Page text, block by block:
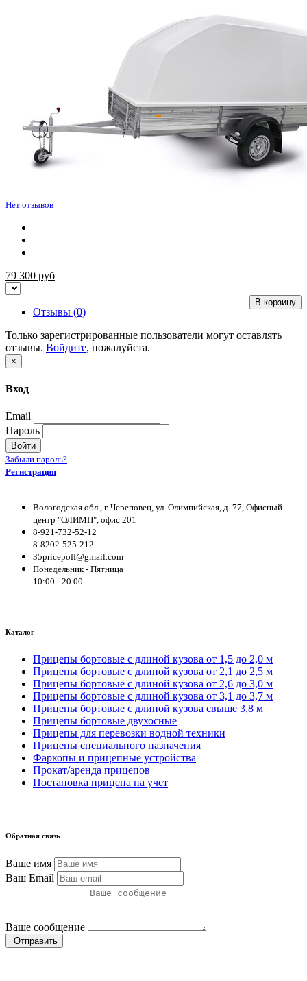
Нет отзывов
79 300 руб
В корзину
Отзывы (0)
Только зарегистрированные пользователи могут оставлять
отзывы. Войдите, пожалуйста.
×
Вход
Email
Пароль
Войти
Забыли пароль?
Регистрация
Вологодская обл., г. Череповец, ул. Олимпийская, д. 77, Офисный
центр "ОЛИМП", офис 201
8-921-732-52-12
8-8202-525-212
35pricepoff@gmail.com
Понедельник - Пятница
10:00 - 20.00
Каталог
Прицепы бортовые с длиной кузова от 1,5 до 2,0 м
Прицепы бортовые с длиной кузова от 2,1 до 2,5 м
Прицепы бортовые с длиной кузова от 2,6 до 3,0 м
Прицепы бортовые с длиной кузова от 3,1 до 3,7 м
Прицепы бортовые с длиной кузова свыше 3,8 м
Прицепы бортовые двухосные
Прицепы для перевозки водной техники
Прицепы специального назначения
Фаркопы и прицепные устройства
Прокат/аренда прицепов
Постановка прицепа на учет
Обратная связь
Ваше имя
Ваш Email
Ваше сообщение
Отправить